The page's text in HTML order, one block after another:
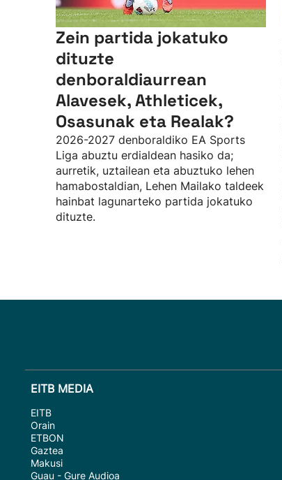
Zein partida jokatuko
dituzte
denboraldiaurrean
Alavesek, Athleticek,
Osasunak eta Realak?
2026-2027 denboraldiko EA Sports
Liga abuztu erdialdean hasiko da;
aurretik, uztailean eta abuztuko lehen
hamabostaldian, Lehen Mailako taldeek
hainbat lagunarteko partida jokatuko
dituzte.
EITB MEDIA
EITB
Orain
ETBON
Gaztea
Makusi
Guau - Gure Audioa